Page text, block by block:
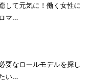
して元気に！働く女性に
マ...
要なロールモデルを探し
い...